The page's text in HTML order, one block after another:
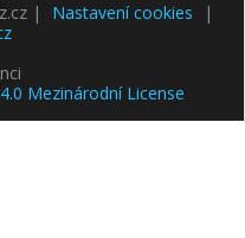
| Nastavení cookies
|
Mezinárodní License